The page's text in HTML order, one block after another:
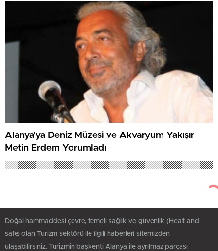
Alanya’ya Deniz Müzesi ve Akvaryum Yakışır
Metin Erdem Yorumladı
Doğal hammaddesi çevre, temeli sağlık ve güvenlik (Healt and
safe) olan Turizm sektörü ile ilgili haberleri sitemizden
ulaşabilirsiniz. Turizmin başkenti Alanya ile ayrılmaz parçası